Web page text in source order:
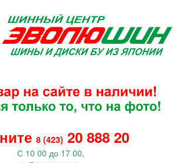
8 (423) 20 888 20
С 10 00 до 17 00,